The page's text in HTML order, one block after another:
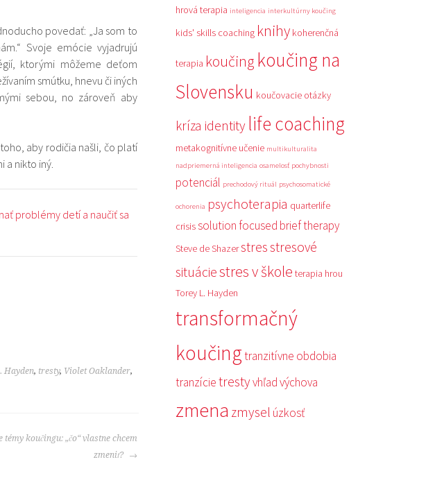
povedať: „Ja som to
Svoje emócie vyjadrujú
ktorými môžeme deťom
smútku, hnevu či iných
sebou, no zároveň aby
aby rodičia našli, čo platí
a nikto iný.
problémy detí a naučiť sa
Hayden, tresty, Violet Oaklander,
témy koučingu: „čo“ vlastne chcem
zmeniť?
hrová terapia inteligencia interkultúrny koučing
kids' skills coaching knihy koherenčná
terapia koučing koučing na
Slovensku koučovacie otázky
kríza identity life coaching
metakognitívne učenie multikulturalita
nadpriemerná inteligencia osamelosť pochybnosti
potenciál prechodový rituál psychosomatické
ochorenia psychoterapia quarterlife
crisissolution focused brief therapy
Steve de Shazerstresstresové
situáciestres v škole terapia hrou
Torey L. Hayden
transformačný
koučingtranzitívne obdobia
tranzícietrestyvhľadvýchova
zmena zmysel úzkosť